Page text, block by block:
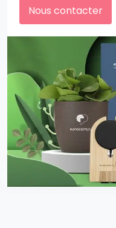
Nous contacter